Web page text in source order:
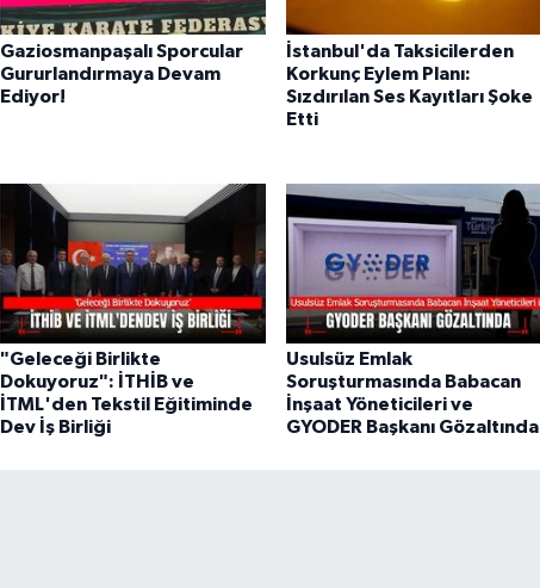
Gaziosmanpaşalı Sporcular
Gururlandırmaya Devam
Ediyor!
İstanbul'da Taksicilerden
Korkunç Eylem Planı:
Sızdırılan Ses Kayıtları Şoke
Etti
"Geleceği Birlikte
Dokuyoruz": İTHİB ve
İTML'den Tekstil Eğitiminde
Dev İş Birliği
Usulsüz Emlak
Soruşturmasında Babacan
İnşaat Yöneticileri ve
GYODER Başkanı Gözaltında